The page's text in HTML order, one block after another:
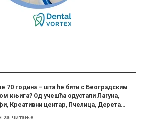
70 година – шта ће бити с Београдским
књига? Од учешћа одустали Лагуна,
Креативни центар, Пчелица, Дерета…
за читање